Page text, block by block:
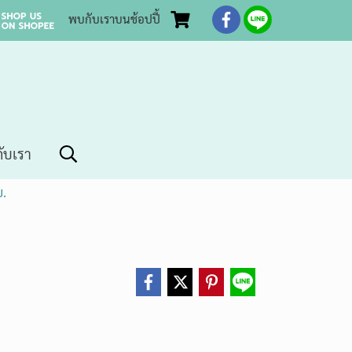
พบกับเราบนช้อปปี้
เรา